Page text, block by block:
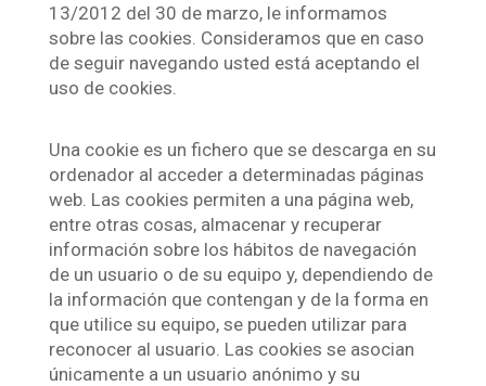
13/2012 del 30 de marzo, le informamos
sobre las cookies. Consideramos que en caso
de seguir navegando usted está aceptando el
uso de cookies.
Una cookie es un fichero que se descarga en su
ordenador al acceder a determinadas páginas
web. Las cookies permiten a una página web,
entre otras cosas, almacenar y recuperar
información sobre los hábitos de navegación
de un usuario o de su equipo y, dependiendo de
la información que contengan y de la forma en
que utilice su equipo, se pueden utilizar para
reconocer al usuario. Las cookies se asocian
únicamente a un usuario anónimo y su